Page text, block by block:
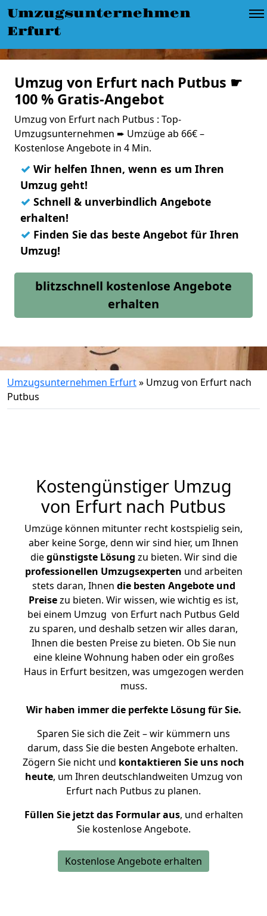
Umzugsunternehmen
Erfurt
Umzug von Erfurt nach Putbus ☛
100 % Gratis-Angebot
Umzug von Erfurt nach Putbus : Top-
Umzugsunternehmen ➨ Umzüge ab 66€ –
Kostenlose Angebote in 4 Min.
✓ Wir helfen Ihnen, wenn es um Ihren
Umzug geht!
✓ Schnell & unverbindlich Angebote
erhalten!
✓ Finden Sie das beste Angebot für Ihren
Umzug!
blitzschnell kostenlose Angebote
erhalten
Umzugsunternehmen Erfurt» Umzug von Erfurt nach
Putbus
Kostengünstiger Umzug
von Erfurt nach Putbus
Umzüge können mitunter recht kostspielig sein,
aber keine Sorge, denn wir sind hier, um Ihnen
diegünstigste Lösung zu bieten. Wir sind die
professionellen Umzugsexperten und arbeiten
stets daran, Ihnen die besten Angebote und
Preisezu bieten. Wir wissen, wie wichtig es ist,
bei einem Umzug von Erfurt nach Putbus Geld
zu sparen, und deshalb setzen wir alles daran,
Ihnen die besten Preise zu bieten. Ob Sie nun
eine kleine Wohnung haben oder ein großes
Haus in Erfurt besitzen, was umgezogen werden
muss.
Wir haben immer die perfekte Lösung für Sie.
Sparen Sie sich die Zeit – wir kümmern uns
darum, dass Sie die besten Angebote erhalten.
Zögern Sie nicht und kontaktieren Sie uns noch
heute, um Ihren deutschlandweiten Umzug von
Erfurt nach Putbus zu planen.
Füllen Sie jetzt das Formular aus, und erhalten
Sie kostenlose Angebote.
Kostenlose Angebote erhalten